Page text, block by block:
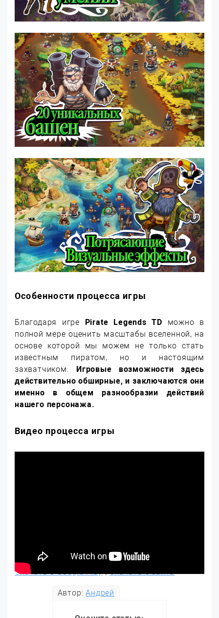
Особенности процесса игры
Благодаря игре Pirate Legends TD можно в
полной мере оценить масштабы вселенной, на
основе которой мы можем не только стать
известным пиратом, но и настоящим
захватчиком. Игровые возможности здесь
действительно обширные, и заключаются они
именно в общем разнообразии действий
нашего персонажа.
Видео процесса игры
Скачать с Google Play|Скачать с сайта
Автор:Андрей